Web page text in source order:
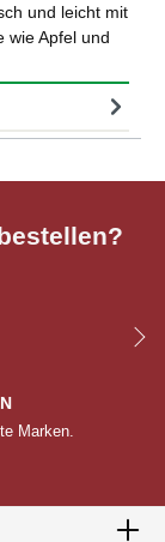
und leicht mit
wie Apfel und
Marken.